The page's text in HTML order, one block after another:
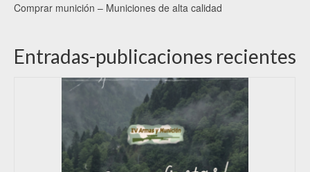
Comprar munición – Municiones de alta calidad
Entradas-publicaciones recientes